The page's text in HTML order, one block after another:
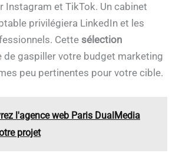
Instagram et TikTok. Un cabinet
privilégiera LinkedIn et les
Cette sélection
de gaspiller votre budget marketing
peu pertinentes pour votre cible.
l'agence web Paris DualMedia
projet